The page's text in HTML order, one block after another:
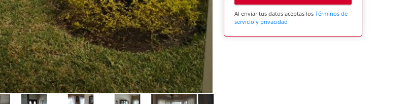
Al enviar tus datos aceptas los Términos de
servicio y privacidad